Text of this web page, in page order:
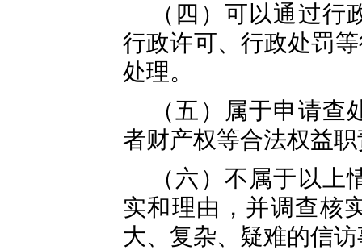
（四）可以通过
行政许可、行政处罚
处理。
（五）属于申请
者财产权等合法权益
（六）不属于以
实和理由，并调查核
大、复杂、疑难的信